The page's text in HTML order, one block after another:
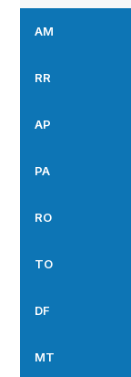
AM
RR
AP
PA
RO
TO
DF
MT